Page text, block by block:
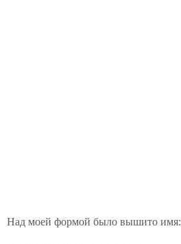
Над моей формой было вышито имя: